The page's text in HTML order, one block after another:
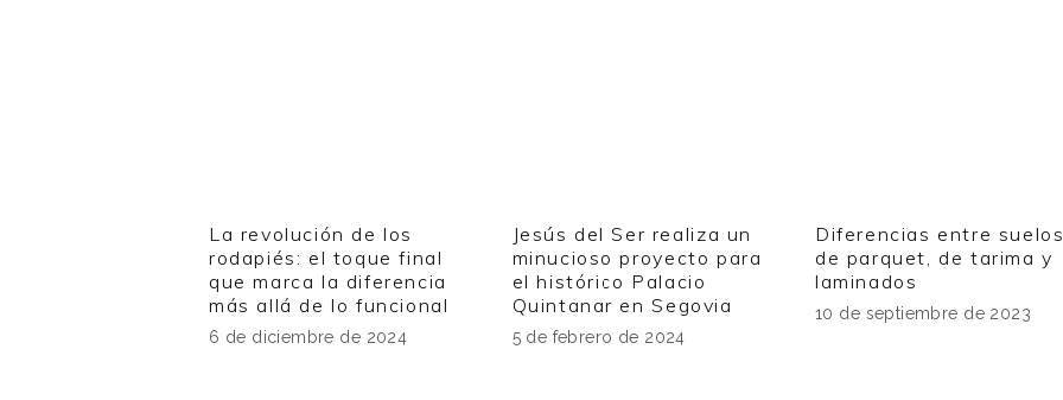
La revolución de los
rodapiés: el toque final
que marca la diferencia
más allá de lo funcional
6 de diciembre de 2024
Jesús del Ser realiza un
minucioso proyecto para
el histórico Palacio
Quintanar en Segovia
5 de febrero de 2024
Diferencias entre suelos
de parquet, de tarima y
laminados
10 de septiembre de 2023